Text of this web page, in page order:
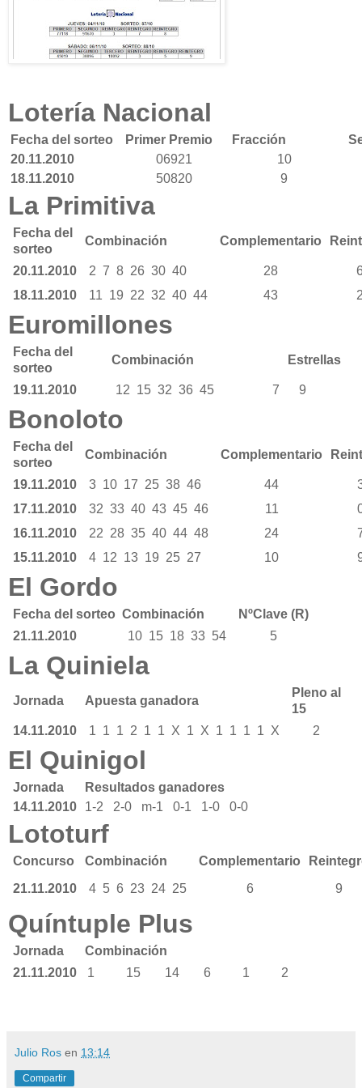
Lotería Nacional
Fecha del sorteo Primer Premio Fracción
20.11.2010
06921
10
18.11.2010
50820 9
La Primitiva
Fecha del
sorteo
Combinación Complementario
20.11.2010 2 7 8 26 30 40 28
18.11.2010
11 19 22 32 40 44 43
Euromillones
Fecha del
sorteo
Combinación Estrellas
19.11.2010 12 15 32 36 45 7 9
Bonoloto
Fecha del
sorteo
Combinación Complementario
19.11.2010 3 10 17 25 38 46 44
17.11.2010
32 33 40 43 45 46 11
16.11.2010
22 28 35 40 44 48 24
15.11.2010
4 12 13 19 25 27 10
El Gordo
Fecha del sorteo Combinación
NºClave (R)
21.11.2010
10 15 18 33 54 5
La Quiniela
Jornada Apuesta ganadora
Pleno al
15
14.11.2010
1 1 1 2 1 1 X 1 X 1 1 1 1 X 2
El Quinigol
Jornada
Resultados ganadores
14.11.2010
1-2 2-0 m-1 0-1 1-0 0-0
Lototurf
Concurso Combinación Complementario
21.11.2010
4 5 6 23 24 25 6 9
Quíntuple Plus
Jornada
Combinación
21.11.2010
1 15 14 6 1 2
Julio Ros en 13:14
Compartir